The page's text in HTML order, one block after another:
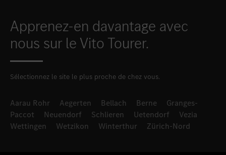
Apprenez-en davantage avec
nous sur le Vito Tourer.
Sélectionnez le site le plus proche de chez vous.
Aarau Rohr Aegerten Bellach Berne
Granges-
Paccot
Neuendorf Schlieren Uetendorf
Vezia
Wettingen
Wetzikon Winterthur Zürich-Nord